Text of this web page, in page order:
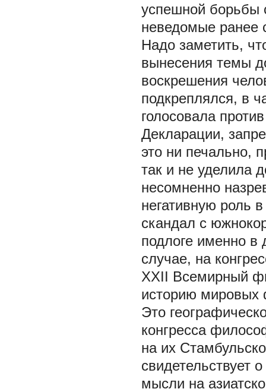
успешной борьбы
неведомые ранее
Надо заметить,
вынесения темы
воскрешения
подкреплялся, в
голосовала
Декларации,
это ни печально,
так и не уделила
несомненно
негативную роль
скандал с
подлоге именно в
случае, на
XXII Всемирный
историю
Это
конгресса
на их
свидетельствует
мысли на